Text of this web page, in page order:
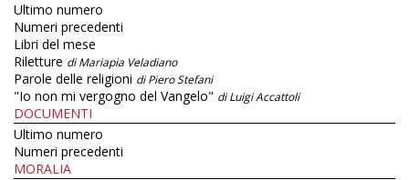
Ultimo numero
Numeri precedenti
Libri del mese
Riletture di Mariapia Veladiano
Parole delle religioni di Piero Stefani
"Io non mi vergogno del Vangelo" di Luigi Accattoli
DOCUMENTI
Ultimo numero
Numeri precedenti
MORALIA